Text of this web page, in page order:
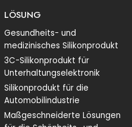
LÖSUNG
Gesundheits- und
medizinisches Silikonprodukt
3C-Silikonprodukt für
Unterhaltungselektronik
Silikonprodukt für die
Automobilindustrie
Maßgeschneiderte Lösungen